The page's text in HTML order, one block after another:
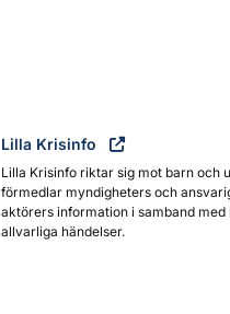
Lilla Krisinfo
Lilla Krisinfo riktar sig mot barn och
förmedlar myndigheters och
aktörers information i samband
allvarliga händelser.